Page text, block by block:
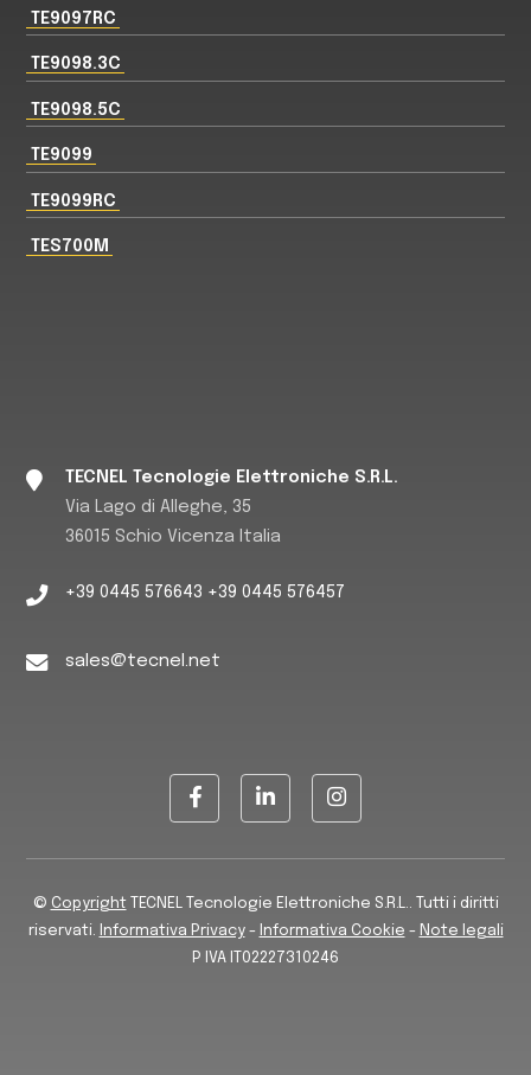
TE9097RC
TE9098.3C
TE9098.5C
TE9099
TE9099RC
TES700M
TECNEL Tecnologie Elettroniche S.R.L.
Via Lago di Alleghe, 35
36015 Schio Vicenza Italia
+39 0445 576643 +39 0445 576457
sales@tecnel.net
© CopyrightTECNEL Tecnologie Elettroniche S.R.L.. Tutti i diritti
riservati.
Informativa Privacy- Informativa Cookie - Note legali
P IVA IT02227310246